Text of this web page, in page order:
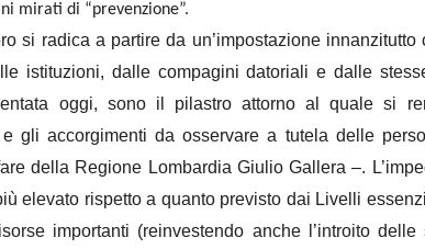
mirati di “prevenzione”.
si radica a partire da un’impostazione
istituzioni, dalle compagini datoriali e dalle
oggi, sono il pilastro attorno al quale si
e gli accorgimenti da osservare a tutela delle
della Regione Lombardia Giulio Gallera –.
elevato rispetto a quanto previsto dai Livelli
importanti (reinvestendo anche l’introito